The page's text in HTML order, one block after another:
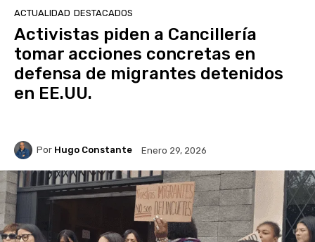
ACTUALIDAD DESTACADOS
Activistas piden a Cancillería
tomar acciones concretas en
defensa de migrantes detenidos
en EE.UU.
Por Hugo Constante Enero 29, 2026